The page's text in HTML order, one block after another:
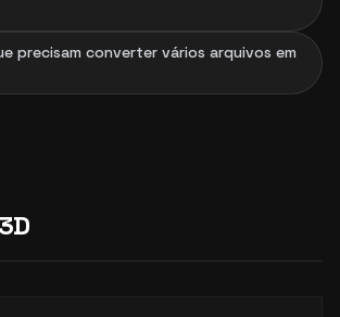
precisam converter vários arquivos em